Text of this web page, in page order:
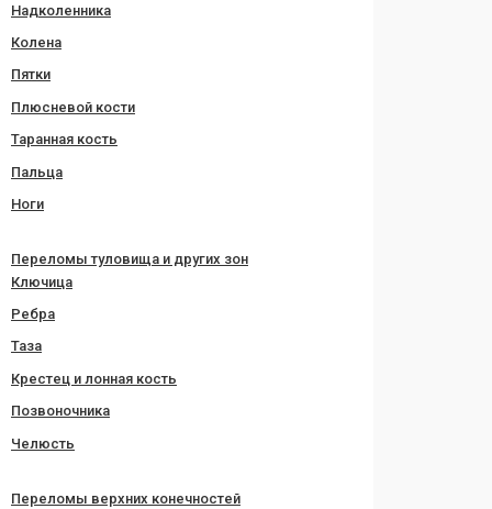
Надколенника
Колена
Пятки
Плюсневой кости
Таранная кость
Пальца
Ноги
Переломы туловища и других зон
Ключица
Ребра
Таза
Крестец и лонная кость
Позвоночника
Челюсть
Переломы верхних конечностей